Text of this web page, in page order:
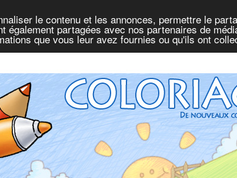
le contenu et les annonces, permettre le
également partagées avec nos partenaires de
que vous leur avez fournies ou qu'ils ont